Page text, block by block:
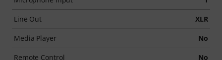
Line Out XLR
Media Player No
Remote Control No